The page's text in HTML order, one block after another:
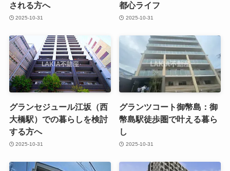
される方へ
2025-10-31
都心ライフ
2025-10-31
グランセジュール江坂（西
大橋駅）での暮らしを検討
する方へ
2025-10-31
グランツコート御幣島：御
幣島駅徒歩圏で叶える暮ら
し
2025-10-31